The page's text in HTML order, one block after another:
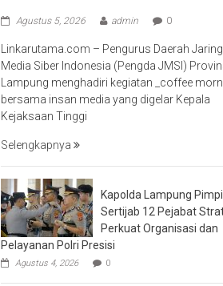
Agustus 5, 2026 admin 0
Linkarutama.com – Pengurus Daerah
Media Siber Indonesia (Pengda JMSI)
Lampung menghadiri kegiatan _coffee
bersama insan media yang digelar Kepala
Kejaksaan Tinggi
Selengkapnya
Kapolda Lampung
Sertijab 12 Pejabat
Perkuat Organisasi dan
Pelayanan Polri Presisi
Agustus 4, 2026 0